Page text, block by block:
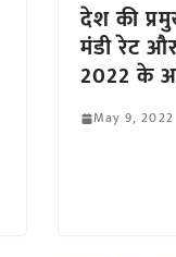
देश की
मंडी रेट
2022 के
May 9, 2022